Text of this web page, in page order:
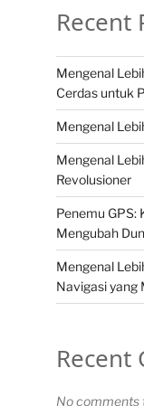
Recent
Mengenal
Cerdas untuk
Mengenal
Mengenal
Revolusioner
Penemu GPS:
Mengubah
Mengenal
Navigasi yang
Recent
No comments